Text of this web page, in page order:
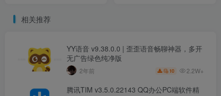
相关推荐
YY语音 v9.38.0.0 | 歪歪语音畅聊神器，多开
无广告绿色纯净版
2年前 10 2.2W+
腾讯TIM v3.5.0.22143 QQ办公PC端软件精